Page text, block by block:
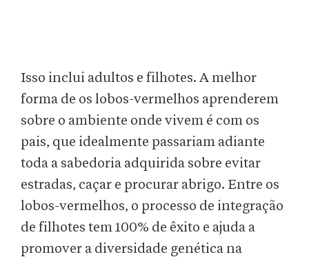
Isso inclui adultos e filhotes. A melhor
forma de os lobos-vermelhos aprenderem
sobre o ambiente onde vivem é com os
pais, que idealmente passariam adiante
toda a sabedoria adquirida sobre evitar
estradas, caçar e procurar abrigo. Entre os
lobos-vermelhos, o processo de integração
de filhotes tem 100% de êxito e ajuda a
promover a diversidade genética na